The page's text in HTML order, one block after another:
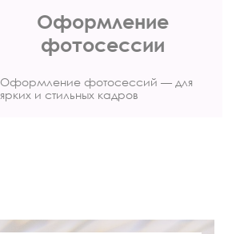
Оформление
фотосессии
Оформление фотосессий — для
ярких и стильных кадров